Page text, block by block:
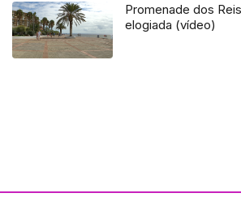
Promenade dos
elogiada (vídeo)